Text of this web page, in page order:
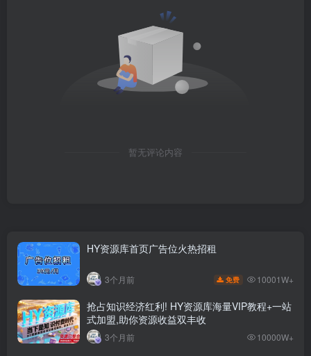
暂无评论内容
HY资源库首页广告位火热招租
3个月前 免费 10001W+
抢占知识经济红利! HY资源库海量VIP教程+一站
式加盟,助你资源收益双丰收
3个月前 10000W+